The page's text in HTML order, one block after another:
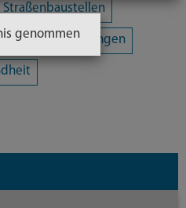
Straßenbaustellen
Veranstaltungen
genommen